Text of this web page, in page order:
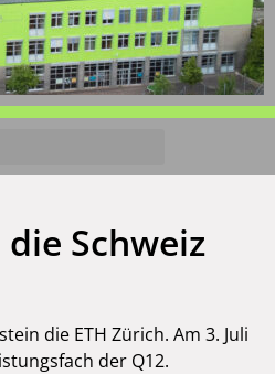
Schweiz
die ETH Zürich. Am 3. Juli
der Q12.